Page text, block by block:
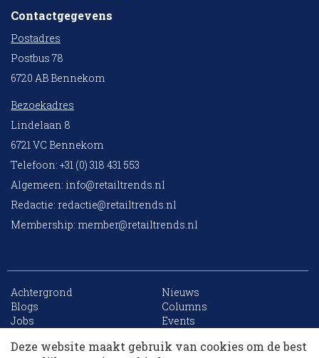
Contactgegevens
Postadres
Postbus 78
6720 AB Bennekom
Bezoekadres
Lindelaan 8
6721 VC Bennekom
Telefoon: +31 (0) 318 431 553
Algemeen: info@retailtrends.nl
Redactie: redactie@retailtrends.nl
Membership: member@retailtrends.nl
Achtergrond
Nieuws
Blogs
Columns
Jobs
Events
Archief
Sitemap
Deze website maakt gebruik van cookies om de best
10 collega’s
Korting op events